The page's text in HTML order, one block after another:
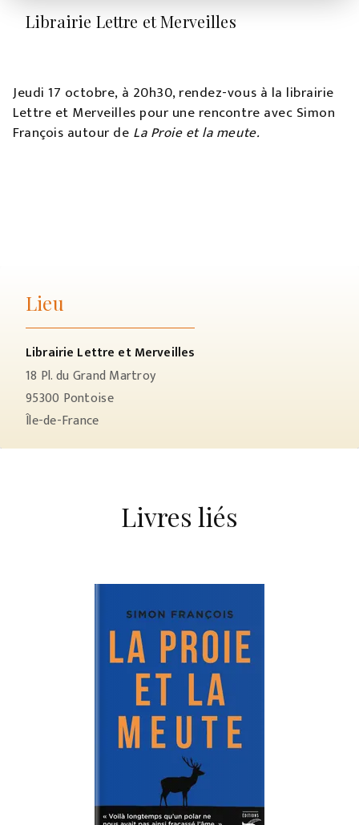
Librairie Lettre et Merveilles
Jeudi 17 octobre, à 20h30, rendez-vous à la librairie
Lettre et Merveilles pour une rencontre avec Simon
François autour de La Proie et la meute.
Lieu
Librairie Lettre et Merveilles
18 Pl. du Grand Martroy
95300 Pontoise
Île-de-France
Livres liés